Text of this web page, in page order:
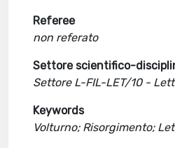
Referee
non referato
Settore scientifico-
Settore L-FIL-LET/10 -
Keywords
Volturno; Risorgimento;